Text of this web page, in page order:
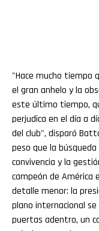
"Hace mucho tiempo
el gran anhelo y la
este último tiempo,
perjudica en el día a
del club", disparó
peso que la
convivencia y la
campeón de América
detalle menor: la
plano internacional
puertas adentro, un